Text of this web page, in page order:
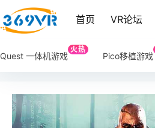
首页 VR论坛
Quest 一体机游戏
火热
Pico移植游戏